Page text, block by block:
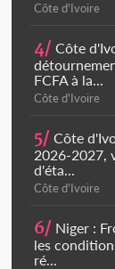
Côte d'Ivoire
4/ Côte
FCFA à la...
Côte d'Ivoire
5/ Côte
2026-2027,
d'éta...
Côte d'Ivoire
6/ Niger :
les
ré...